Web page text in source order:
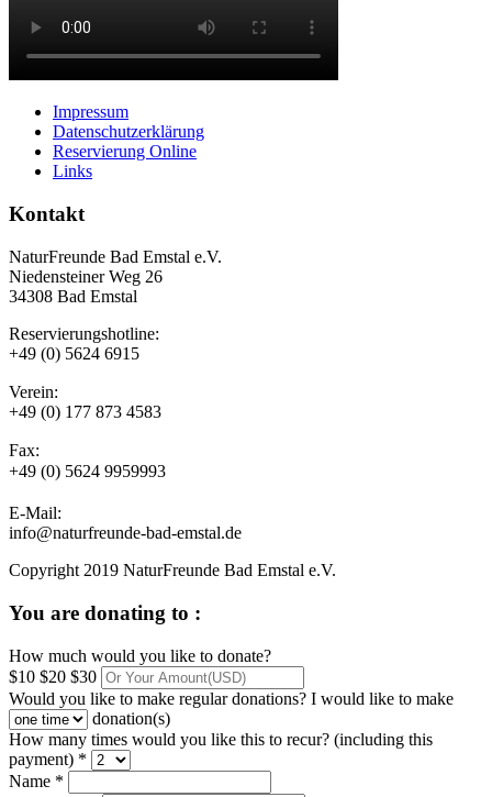
Impressum
Datenschutzerklärung
Reservierung Online
Links
Kontakt
NaturFreunde Bad Emstal e.V.
Niedensteiner Weg 26
34308 Bad Emstal
Reservierungshotline:
+49 (0) 5624 6915
Verein:
+49 (0) 177 873 4583
Fax:
+49 (0) 5624 9959993
E-Mail:
info@naturfreunde-bad-emstal.de
Copyright 2019 NaturFreunde Bad Emstal e.V.
You are donating to :
How much would you like to donate?
$10 $20 $30
Would you like to make regular donations? I would like to make
donation(s)
How many times would you like this to recur? (including this
payment) *
Name *